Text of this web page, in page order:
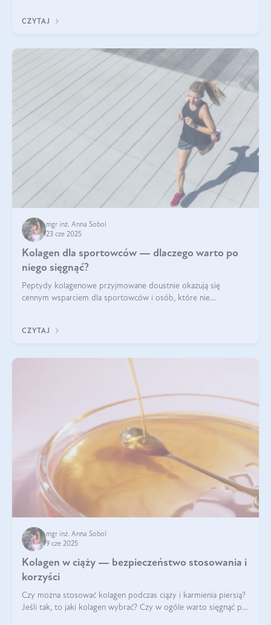
CZYTAJ
mgr inż. Anna Sobol
23 cze 2025
Kolagen dla sportowców — dlaczego warto po
niego sięgnąć?
Peptydy kolagenowe przyjmowane doustnie okazują się
cennym wsparciem dla sportowców i osób, które nie
CZYTAJ
mgr inż. Anna Sobol
9 cze 2025
Kolagen w ciąży — bezpieczeństwo stosowania i
korzyści
Czy można stosować kolagen podczas ciąży i karmienia piersią?
Jeśli tak, to jaki kolagen wybrać? Czy w ogóle warto sięgnąć po